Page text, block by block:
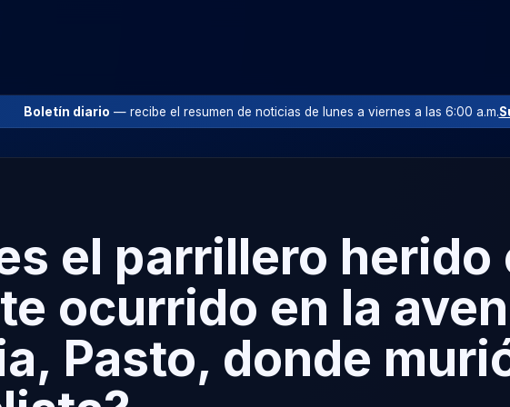
Boletín diario — recibe el resumen de noticias de lunes a viernes a las 6:00 a.m.
el parrillero herido
ocurrido en la
Pasto, donde